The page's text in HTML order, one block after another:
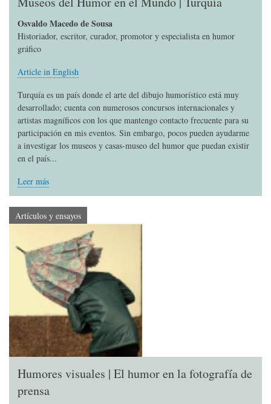
Osvaldo Macedo de Sousa
Historiador, escritor, curador, promotor y especialista en humor
gráfico
Article in English
Turquía es un país donde el arte del dibujo humorístico está muy
desarrollado; cuenta con numerosos concursos internacionales y
artistas magníficos con los que mantengo contacto frecuente para su
participación en mis eventos. Sin embargo, pocos pueden ayudarme
a investigar los museos y casas-museo del humor que puedan existir
en el país...
Leer más
Artículos y ensayos
Humores visuales | El humor en la fotografía de
prensa